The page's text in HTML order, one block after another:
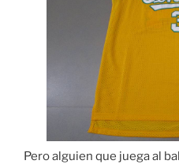
Pero alguien que juega al